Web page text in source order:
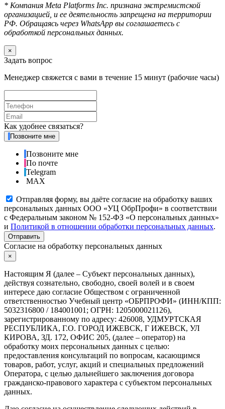
* Компания Meta Platforms Inc. признана экстремистской
организацией, и ее деятельность запрещена на территории
РФ. Обращаясь через WhatsApp вы соглашаетесь с
обработкой персональных данных.
×
Задать вопрос
Менеджер свяжется с вами в течение 15 минут (рабочие часы)
Как удобнее связаться?
Позвоните мне
Позвоните мне
По почте
Telegram
MAX
Отправляя форму, вы даёте согласие на обработку ваших
персональных данных ООО «УЦ ОбрПрофи» в соответствии
с Федеральным законом № 152-ФЗ «О персональных данных»
и Политикой в отношении обработки персональных данных.
Отправить
Согласие на обработку персональных данных
×
Настоящим Я (далее – Субъект персональных данных),
действуя сознательно, свободно, своей волей и в своем
интересе даю согласие Обществом с ограниченной
ответственностью Учебный центр «ОБРПРОФИ» (ИНН/КПП:
5032316800 / 184001001; ОГРН: 1205000021126),
зарегистрированному по адресу: 426008, УДМУРТСКАЯ
РЕСПУБЛИКА, Г.О. ГОРОД ИЖЕВСК, Г ИЖЕВСК, УЛ
КИРОВА, ЗД. 172, ОФИС 205, (далее – оператор) на
обработку моих персональных данных с целью:
предоставления консультаций по вопросам, касающимся
товаров, работ, услуг, акций и специальных предложений
Оператора, с целью дальнейшего заключения договора
гражданско-правового характера с субъектом персональных
данных.